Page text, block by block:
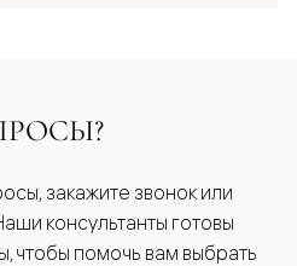
закажите звонок или
консультанты готовы
чтобы помочь вам выбрать